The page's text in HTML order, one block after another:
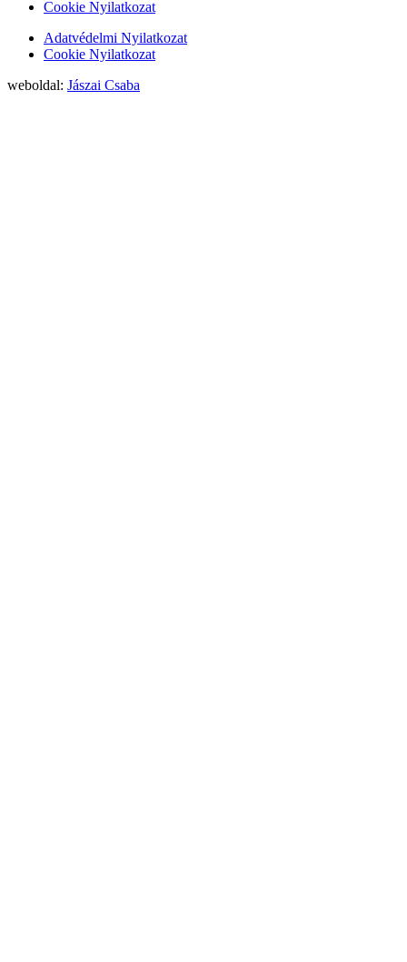
Cookie Nyilatkozat
Adatvédelmi Nyilatkozat
Cookie Nyilatkozat
weboldal: Jászai Csaba